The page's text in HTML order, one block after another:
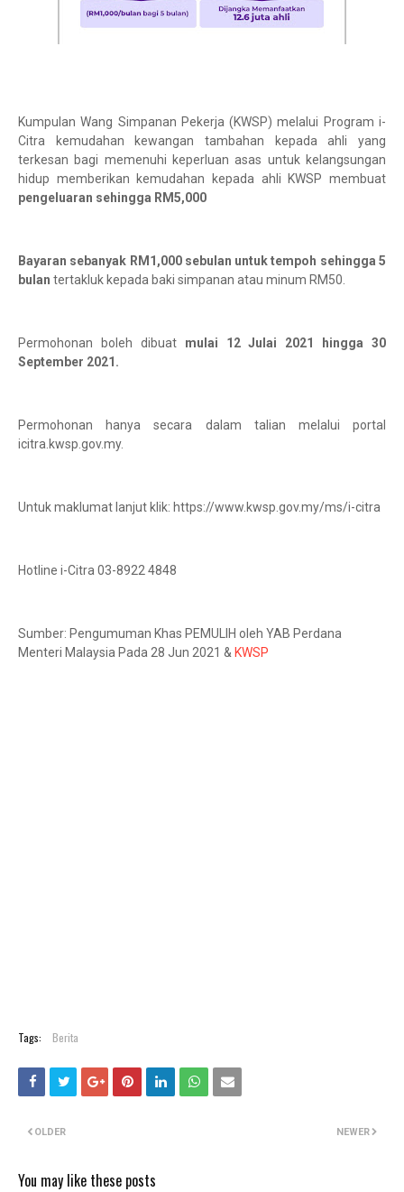
Kumpulan Wang Simpanan Pekerja (KWSP) melalui Program i-
Citra kemudahan kewangan tambahan kepada ahli yang
terkesan bagi memenuhi keperluan asas untuk kelangsungan
hidup memberikan kemudahan kepada ahli KWSP membuat
pengeluaran sehingga RM5,000
Bayaran sebanyak RM1,000 sebulan untuk tempoh sehingga 5
bulan tertakluk kepada baki simpanan atau minum RM50.
Permohonan boleh dibuat mulai 12 Julai 2021 hingga 30
September 2021.
Permohonan hanya secara dalam talian melalui portal
icitra.kwsp.gov.my.
Untuk maklumat lanjut klik: https://www.kwsp.gov.my/ms/i-citra
Hotline i-Citra 03-8922 4848
Sumber: Pengumuman Khas PEMULIH oleh YAB Perdana
Menteri Malaysia Pada 28 Jun 2021 & KWSP
Tags: Berita
NEWER
OLDER
You may like these posts